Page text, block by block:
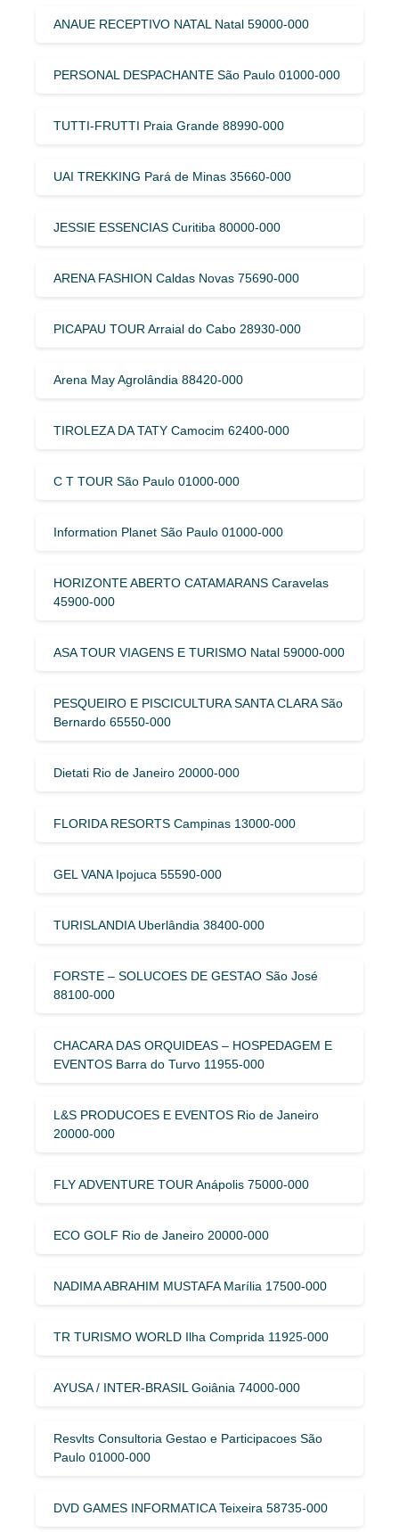
ANAUE RECEPTIVO NATAL Natal 59000-000
PERSONAL DESPACHANTE São Paulo 01000-000
TUTTI-FRUTTI Praia Grande 88990-000
UAI TREKKING Pará de Minas 35660-000
JESSIE ESSENCIAS Curitiba 80000-000
ARENA FASHION Caldas Novas 75690-000
PICAPAU TOUR Arraial do Cabo 28930-000
Arena May Agrolândia 88420-000
TIROLEZA DA TATY Camocim 62400-000
C T TOUR São Paulo 01000-000
Information Planet São Paulo 01000-000
HORIZONTE ABERTO CATAMARANS Caravelas
45900-000
ASA TOUR VIAGENS E TURISMO Natal 59000-000
PESQUEIRO E PISCICULTURA SANTA CLARA São
Bernardo 65550-000
Dietati Rio de Janeiro 20000-000
FLORIDA RESORTS Campinas 13000-000
GEL VANA Ipojuca 55590-000
TURISLANDIA Uberlândia 38400-000
FORSTE – SOLUCOES DE GESTAO São José
88100-000
CHACARA DAS ORQUIDEAS – HOSPEDAGEM E
EVENTOS Barra do Turvo 11955-000
L&S PRODUCOES E EVENTOS Rio de Janeiro
20000-000
FLY ADVENTURE TOUR Anápolis 75000-000
ECO GOLF Rio de Janeiro 20000-000
NADIMA ABRAHIM MUSTAFA Marília 17500-000
TR TURISMO WORLD Ilha Comprida 11925-000
AYUSA / INTER-BRASIL Goiânia 74000-000
Resvlts Consultoria Gestao e Participacoes São
Paulo 01000-000
DVD GAMES INFORMATICA Teixeira 58735-000